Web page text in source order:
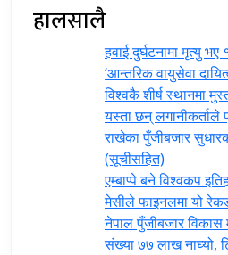
हालसालै
हवाई दुर्घटनामा मृत्यु भए
‘आन्तरिक वायुसेवा
विश्वकै शीर्ष स्थानमा
यस्ता छन् लगानीकर्ताले
राखेका पुँजीबजार
(सूचीसहित)
एम्बाप्पे बने विश्वकप
मेसीले फाइनलमा यो
नेपाल पुँजीबजार विकास
संख्या ७७ लाख नाघ्यो,